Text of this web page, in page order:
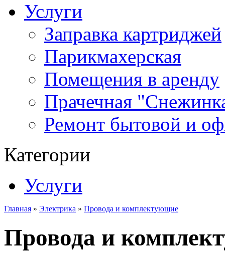
Услуги
Заправка картриджей
Парикмахерская
Помещения в аренду
Прачечная
Ремонт бытовой и
Категории
Услуги
Главная » Электрика » Провода и комплектующие
Провода и